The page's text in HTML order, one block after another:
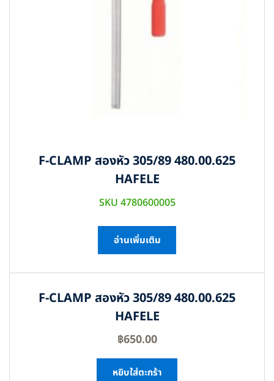
F-CLAMP สองหัว 305/89 480.00.625
HAFELE
SKU 4780600005
อ่านเพิ่มเติม
F-CLAMP สองหัว 305/89 480.00.625
HAFELE
฿650.00
หยิบใส่ตะกร้า